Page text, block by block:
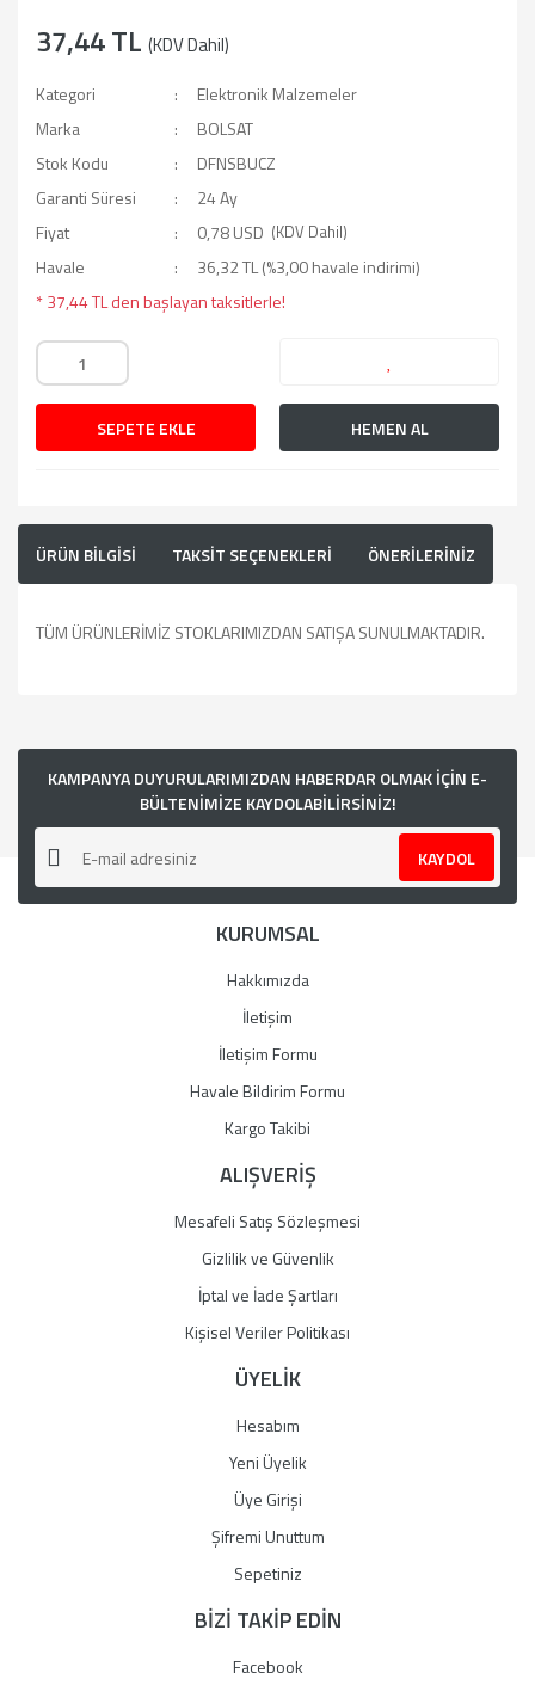
37,44 TL (KDV Dahil)
Kategori
Elektronik Malzemeler
Marka
BOLSAT
Stok Kodu
DFNSBUCZ
Garanti Süresi
24 Ay
Fiyat
0,78 USD (KDV Dahil)
Havale
36,32 TL (%3,00 havale indirimi)
* 37,44 TL den başlayan taksitlerle!
SEPETE EKLE HEMEN AL
ÜRÜN BİLGİSİ TAKSİT SEÇENEKLERİ ÖNERİLERİNİZ
TÜM ÜRÜNLERİMİZ STOKLARIMIZDAN SATIŞA SUNULMAKTADIR.
kullanarak tarafımıza iletebilirsiniz.
Görüş ve önerileriniz için teşekkür ederiz.
Ürün resmi kalitesiz, bozuk veya görüntülenemiyor.
Ürün açıklamasında eksik bilgiler bulunuyor.
Ürün bilgilerinde hatalar bulunuyor.
Ürün fiyatı diğer sitelerden daha pahalı.
Gönder
KAMPANYA DUYURULARIMIZDAN HABERDAR OLMAK İÇİN E-
BÜLTENİMİZE KAYDOLABİLİRSİNİZ!
KAYDOL
KURUMSAL
Hakkımızda
İletişim
İletişim Formu
Havale Bildirim Formu
Kargo Takibi
ALIŞVERİŞ
Mesafeli Satış Sözleşmesi
Gizlilik ve Güvenlik
İptal ve İade Şartları
Kişisel Veriler Politikası
ÜYELİK
Hesabım
Yeni Üyelik
Üye Girişi
Şifremi Unuttum
Sepetiniz
BİZİ TAKİP EDİN
Facebook